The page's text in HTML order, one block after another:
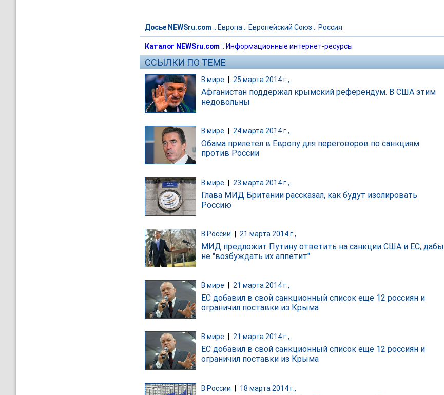
Досье NEWSru.com :: Европа :: Европейский Союз :: Россия
Каталог NEWSru.com :: Информационные интернет-ресурсы
ССЫЛКИ ПО ТЕМЕ
В мире 25 марта 2014 г.,
Афганистан поддержал крымский референдум. В США этим
недовольны
В мире 24 марта 2014 г.,
Обама прилетел в Европу для переговоров по санкциям
против России
В мире | 23 марта 2014 г.,
Глава МИД Британии рассказал, как будут изолировать
Россию
В России 21 марта 2014 г.,
МИД предложит Путину ответить на санкции США и ЕС, дабы
не "возбуждать их аппетит"
В мире 21 марта 2014 г.,
ЕС добавил в свой санкционный список еще 12 россиян и
ограничил поставки из Крыма
В мире 21 марта 2014 г.,
ЕС добавил в свой санкционный список еще 12 россиян и
ограничил поставки из Крыма
В России | 18 марта 2014 г.,